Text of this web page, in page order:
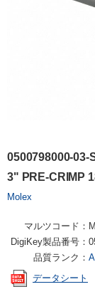
0500798000-03-
3" PRE-CRIMP
Molex
マルツコード：
DigiKey製品番号：
品質ランク：
データシート